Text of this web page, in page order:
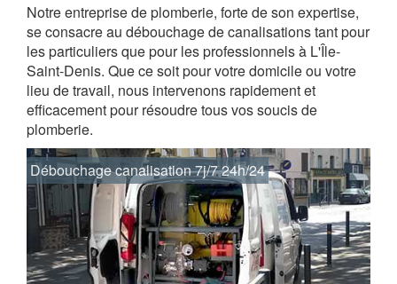
Notre entreprise de plomberie, forte de son expertise,
se consacre au débouchage de canalisations tant pour
les particuliers que pour les professionnels à L'Île-
Saint-Denis. Que ce soit pour votre domicile ou votre
lieu de travail, nous intervenons rapidement et
efficacement pour résoudre tous vos soucis de
plomberie.
Débouchage canalisation 7j/7 24h/24